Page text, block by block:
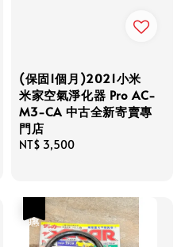
(保固1個月)2021小米
米家空氣淨化器 Pro AC-
M3-CA 中古全新寄賣專
門店
Regular
NT$ 3,500